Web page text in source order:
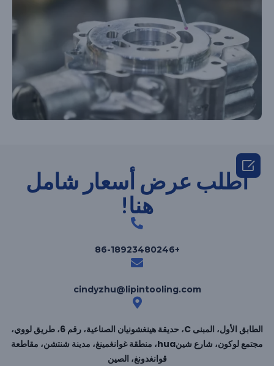
اطلب عرض أسعار شامل
هنا!
+86-18923480246
cindyzhu@lipintooling.com
الطابق الأول، المبنى C، حديقة هينغشونيان الصناعية، رقم 6، طريق لووي،
مجتمع لوكون، شارع شينhua، منطقة غوانغمينغ، مدينة شنتشن، مقاطعة
قوانغدونغ، الصين
